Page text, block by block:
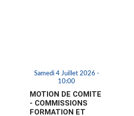
Samedi 4 Juillet 2026 -
10:00
MOTION DE COMITE
- COMMISSIONS
FORMATION ET